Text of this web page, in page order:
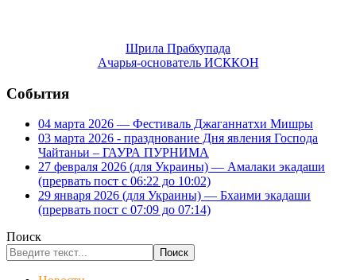
Шрила Прабхупада
Ачарья-основатель ИСККОН
События
04 марта 2026 — Фестиваль Джаганнатхи Мишры
03 марта 2026 - празднование Дня явления Господа
Чайтаньи – ГАУРА ПУРНИМА
27 февраля 2026 (для Украины) — Амалаки экадаши
(прервать пост с 06:22 до 10:02)
29 января 2026 (для Украины) — Бхаими экадаши
(прервать пост с 07:09 до 07:14)
Поиск
Поиск